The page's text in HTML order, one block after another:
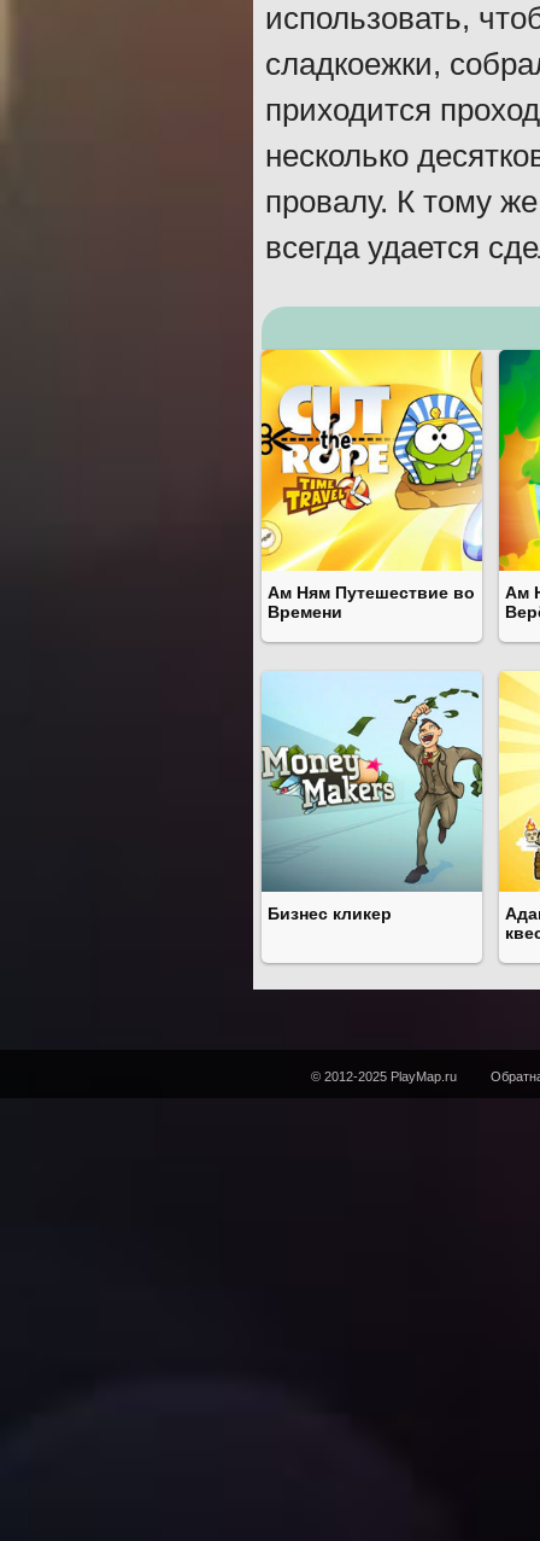
использовать,
сладкоежки,
приходится
несколько
провалу. К тому
всегда удается
Ам Ням Путешествие во
Времени
Ам
Бизнес кликер
© 2012-2025 PlayMap.ru